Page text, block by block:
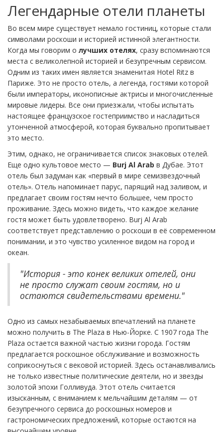
Легендарные отели планеты
Во всем мире существует немало гостиниц, которые стали
символами роскоши и историей истинной элегантности.
Когда мы говорим о лучших отелях, сразу вспоминаются
места с великолепной историей и безупречным сервисом.
Одним из таких имен является знаменитая Hotel Ritz в
Париже. Это не просто отель, а легенда, гостями которой
были императоры, иконописные актрисы и многочисленные
мировые лидеры. Все они приезжали, чтобы испытать
настоящее французское гостеприимство и насладиться
утонченной атмосферой, которая буквально пропитывает
это место.
Этим, однако, не ограничивается список знаковых отелей.
Еще одно культовое место — Burj Al Arab в Дубае. Этот
отель был задуман как «первый в мире семизвездочный
отель». Отель напоминает парус, парящий над заливом, и
предлагает своим гостям нечто большее, чем просто
проживание. Здесь можно видеть, что каждое желание
гостя может быть удовлетворено. Burj Al Arab
соответствует представлению о роскоши в её современном
понимании, и это чувство усиленное видом на город и
океан.
"История - это конек великих отелей, они
не просто служат своим гостям, но и
остаются свидетельствами времени."
Одно из самых незабываемых впечатлений на планете
можно получить в The Plaza в Нью-Йорке. С 1907 года The
Plaza остается важной частью жизни города. Гостям
предлагается роскошное обслуживание и возможность
соприкоснуться с вековой историей. Здесь останавливались
не только известные политические деятели, но и звезды
золотой эпохи Голливуда. Этот отель считается
изысканным, с вниманием к мельчайшим деталям — от
безупречного сервиса до роскошных номеров и
гастрономических предложений, которые остаются на